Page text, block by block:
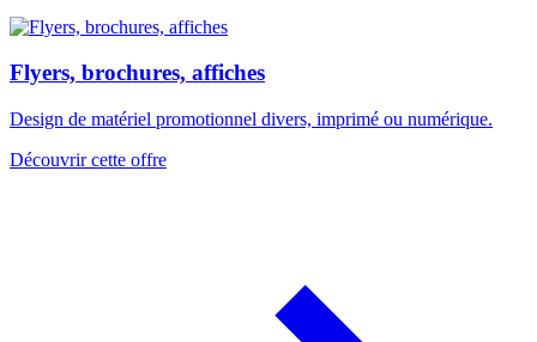
Flyers, brochures, affiches
Design de matériel promotionnel divers, imprimé ou numérique.
Découvrir cette offre